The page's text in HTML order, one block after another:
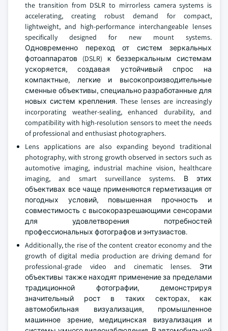
the transition from DSLR to mirrorless camera systems is
accelerating, creating robust demand for compact,
lightweight, and high-performance interchangeable lenses
specifically designed for new mount systems.
Одновременно переход от систем зеркальных
фотоаппаратов (DSLR) к беззеркальным системам
ускоряется, создавая устойчивый спрос на
компактные, легкие и высокопроизводительные
сменные объективы, специально разработанные для
новых систем крепления. These lenses are increasingly
incorporating weather-sealing, enhanced durability, and
compatibility with high-resolution sensors to meet the needs
of professional and enthusiast photographers.
Lens applications are also expanding beyond traditional
photography, with strong growth observed in sectors such as
automotive imaging, industrial machine vision, healthcare
imaging, and smart surveillance systems. В этих
объективах все чаще применяются герметизация от
погодных условий, повышенная прочность и
совместимость с высокоразрешающими сенсорами
для удовлетворения потребностей
профессиональных фотографов и энтузиастов.
Additionally, the rise of the content creator economy and the
growth of digital media production are driving demand for
professional-grade video and cinematic lenses. Эти
объективы также находят применение за пределами
традиционной фотографии, демонстрируя
значительный рост в таких секторах, как
автомобильная визуализация, промышленное
машинное зрение, медицинская визуализация и